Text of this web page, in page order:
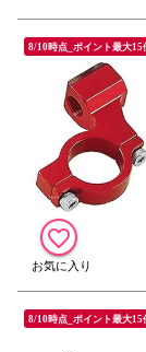
8/10時点_ポイント最大15
8/10時点_ポイント最大15